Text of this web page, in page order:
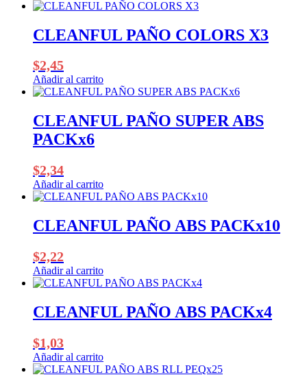
CLEANFUL PAÑO COLORS X3
$2,45
Añadir al carrito
CLEANFUL PAÑO SUPER ABS
PACKx6
$2,34
Añadir al carrito
CLEANFUL PAÑO ABS PACKx10
$2,22
Añadir al carrito
CLEANFUL PAÑO ABS PACKx4
$1,03
Añadir al carrito